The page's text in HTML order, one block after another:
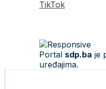
TikTok
Portal sdp.ba je
uređajima.